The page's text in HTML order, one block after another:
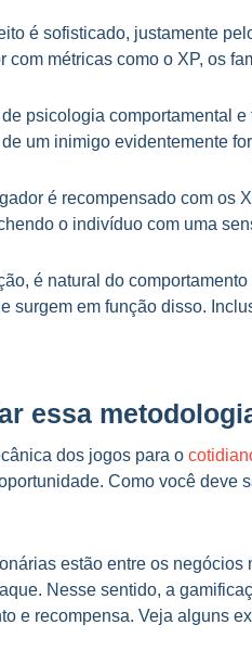
é sofisticado, justamente
com métricas como o XP, os
psicologia comportamental
um inimigo evidentemente
é recompensado com os
o indivíduo com uma
é natural do
surgem em função disso.
essa
dos jogos para o
Como você deve
estão entre os
Nesse sentido, a
e recompensa. Veja alguns